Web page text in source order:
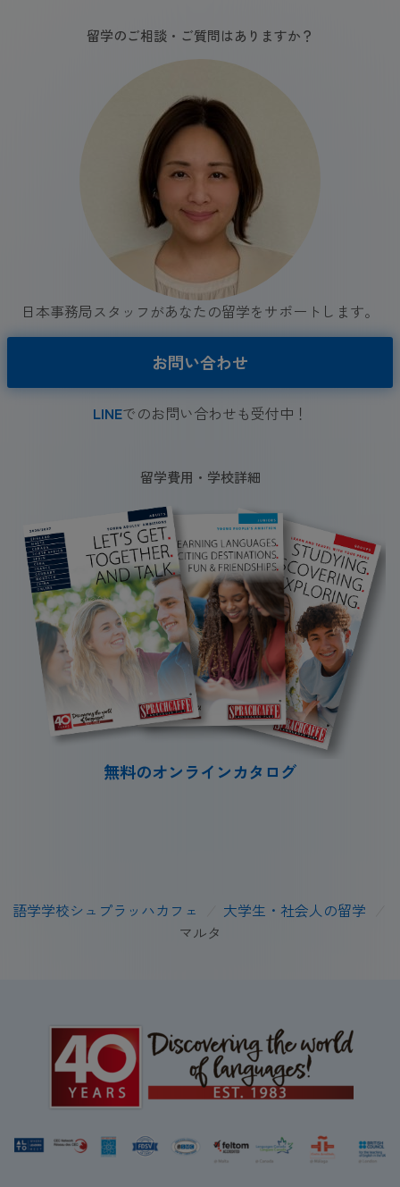
留学のご相談・ご質問はありますか？
日本事務局スタッフがあなたの留学をサポートします。
お問い合わせ
LINEでのお問い合わせも受付中！
留学費用・学校詳細
無料のオンラインカタログ
語学学校シュプラッハカフェ 大学生・社会人の留学
マルタ